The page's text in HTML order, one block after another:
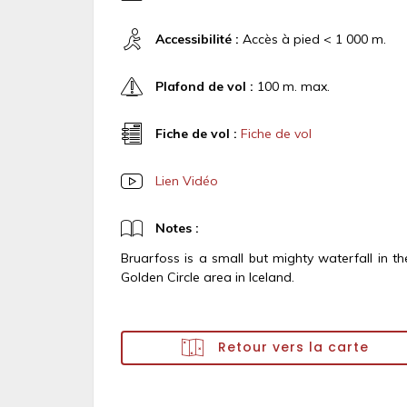
Accessibilité : Accès à pied < 1 000 m.
Plafond de vol : 100 m. max.
Fiche de vol : Fiche de vol
Lien Vidéo
Notes :
Bruarfoss is a small but mighty waterfall in
Golden Circle area in Iceland.
Retour vers la carte